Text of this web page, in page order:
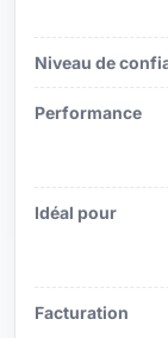
Niveau de
Performance
Idéal pour
Facturation